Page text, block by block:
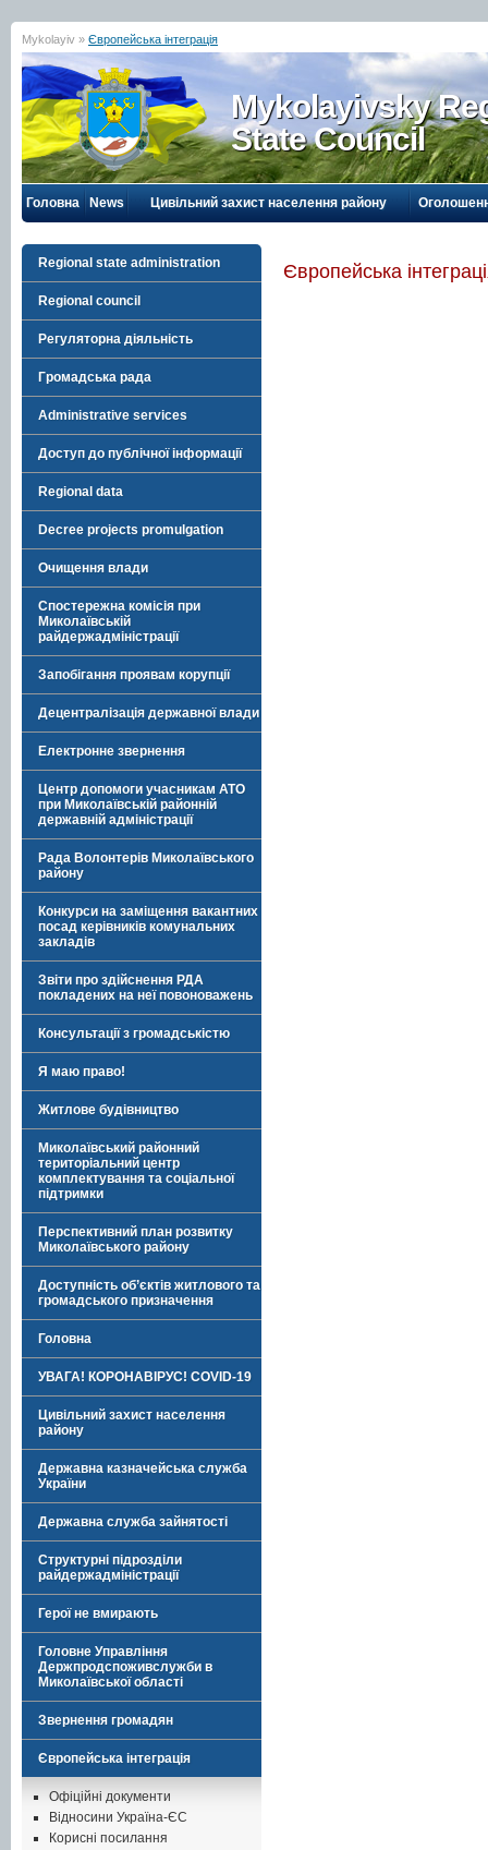
Mykolayiv » Європейська інтеграція
Mykolayivsky
State Council
Головна News Цивільний захист населення району
Regional state administration
Regional council
Регуляторна діяльність
Громадська рада
Administrative services
Доступ до публічної інформації
Regional data
Decree projects promulgation
Очищення влади
Спостережна комісія при
Миколаївській
райдержадміністрації
Запобігання проявам корупції
Децентралізація державної влади
Електронне звернення
Центр допомоги учасникам АТО
при Миколаївській районній
державній адміністрації
Рада Волонтерів Миколаївського
району
Конкурси на заміщення вакантних
посад керівників комунальних
закладів
Звіти про здійснення РДА
покладених на неї повоноважень
Консультації з громадськістю
Я маю право!
Житлове будівництво
Миколаївський районний
територіальний центр
комплектування та соціальної
підтримки
Перспективний план розвитку
Миколаївського району
Доступність об’єктів житлового та
громадського призначення
Головна
УВАГА! КОРОНАВІРУС! COVID-19
Цивільний захист населення
району
Державна казначейська служба
України
Державна служба зайнятості
Структурні підрозділи
райдержадміністрації
Герої не вмирають
Головне Управління
Держпродспоживслужби в
Миколаївської області
Звернення громадян
Європейська інтеграція
Офіційні документи
Відносини Україна-ЄС
Корисні посилання
Європейська